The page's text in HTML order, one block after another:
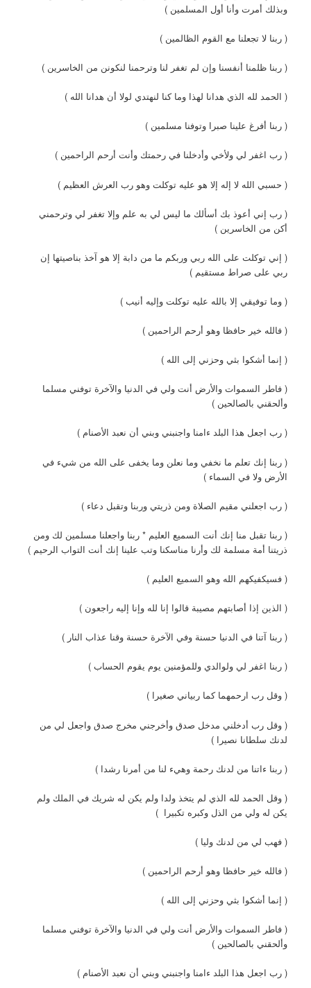
وبذلك أمرت وأنا أول المسلمين )
( ربنا لا تجعلنا مع القوم الظالمين )
( ربنا ظلمنا أنفسنا وإن لم تغفر لنا وترحمنا لنكونن من الخاسرين )
( الحمد لله الذي هدانا لهذا وما كنا لنهتدي لولا أن هدانا الله )
( ربنا أفرغ علينا صبرا وتوفنا مسلمين )
( رب اغفر لي ولأخي وأدخلنا في رحمتك وأنت أرحم الراحمين )
( حسبي الله لا إله إلا هو عليه توكلت وهو رب العرش العظيم )
( رب إني أعوذ بك أسألك ما ليس لي به علم وإلا تغفر لي وترحمني
أكن من الخاسرين )
( إني توكلت على الله ربي وربكم ما من دابة إلا هو آخذ بناصيتها إن
ربي على صراط مستقيم )
( وما توفيقي إلا بالله عليه توكلت وإليه أنيب )
( فالله خير حافظا وهو أرحم الراحمين )
( إنما أشكوا بثي وحزني إلى الله )
( فاطر السموات والأرض أنت ولي في الدنيا والآخرة توفني مسلما
وألحقني بالصالحين )
( رب اجعل هذا البلد ءامنا واجنبني وبني أن نعبد الأصنام )
( ربنا إنك تعلم ما نخفي وما نعلن وما يخفى على الله من شيء في
الأرض ولا في السماء )
( رب اجعلني مقيم الصلاة ومن ذريتي وربنا وتقبل دعاء )
( ربنا تقبل منا إنك أنت السميع العليم * ربنا واجعلنا مسلمين لك ومن
ذريتنا أمة مسلمة لك وأرنا مناسكنا وتب علينا إنك أنت التواب الرحيم )
( فسيكفيكهم الله وهو السميع العليم )
( الذين إذا أصابتهم مصيبة قالوا إنا لله وإنا إليه راجعون )
( ربنا آتنا في الدنيا حسنة وفي الآخرة حسنة وقنا عذاب النار )
( ربنا اغفر لي ولوالدي وللمؤمنين يوم يقوم الحساب )
( وقل رب ارحمهما كما ربياني صغيرا )
( وقل رب أدخلني مدخل صدق وأخرجني مخرج صدق واجعل لي من
لدنك سلطانا نصيرا )
( ربنا ءاتنا من لدنك رحمة وهيء لنا من أمرنا رشدا )
( وقل الحمد لله الذي لم يتخذ ولدا ولم يكن له شريك في الملك ولم
يكن له ولي من الذل وكبره تكبيرا )
( فهب لي من لدنك وليا )
( فالله خير حافظا وهو أرحم الراحمين )
( إنما أشكوا بثي وحزني إلى الله )
( فاطر السموات والأرض أنت ولي في الدنيا والآخرة توفني مسلما
وألحقني بالصالحين )
( رب اجعل هذا البلد ءامنا واجنبني وبني أن نعبد الأصنام )